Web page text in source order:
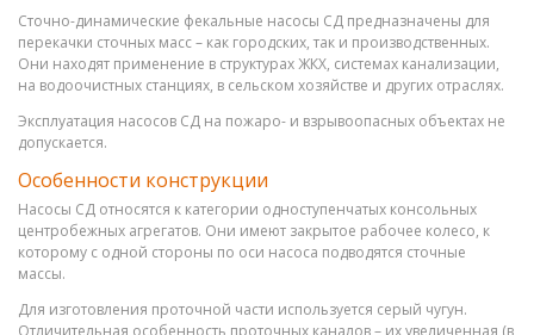
Сточно-динамические фекальные насосы СД предназначены для
перекачки сточных масс – как городских, так и производственных.
Они находят применение в структурах ЖКХ, системах канализации,
на водоочистных станциях, в сельском хозяйстве и других отраслях.
Эксплуатация насосов СД на пожаро- и взрывоопасных объектах не
допускается.
Особенности конструкции
Насосы СД относятся к категории одноступенчатых консольных
центробежных агрегатов. Они имеют закрытое рабочее колесо, к
которому с одной стороны по оси насоса подводятся сточные
массы.
Для изготовления проточной части используется серый чугун.
Отличительная особенность проточных каналов – их увеличенная (в